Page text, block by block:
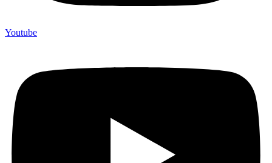
Youtube